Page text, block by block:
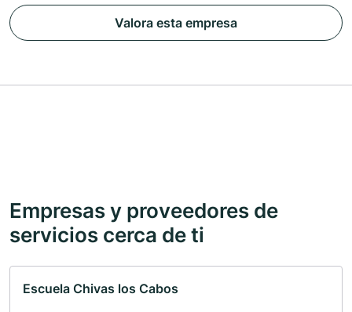
Valora esta empresa
Empresas y proveedores de
servicios cerca de ti
Escuela Chivas los Cabos